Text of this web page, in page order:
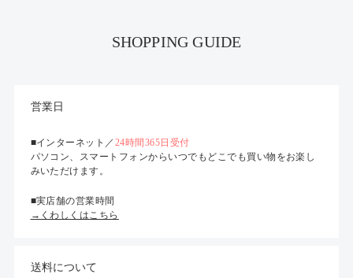
SHOPPING GUIDE
営業日
■インターネット／ 24時間365日受付
パソコン、スマートフォンからいつでもどこでも買い物をお楽し
みいただけます。
■実店舗の営業時間
→くわしくはこちら
送料について